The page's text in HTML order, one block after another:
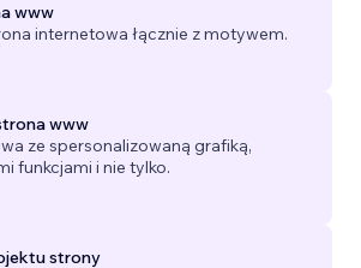
www
internetowa łącznie z motywem.
www
ze spersonalizowaną grafiką,
funkcjami i nie tylko.
strony